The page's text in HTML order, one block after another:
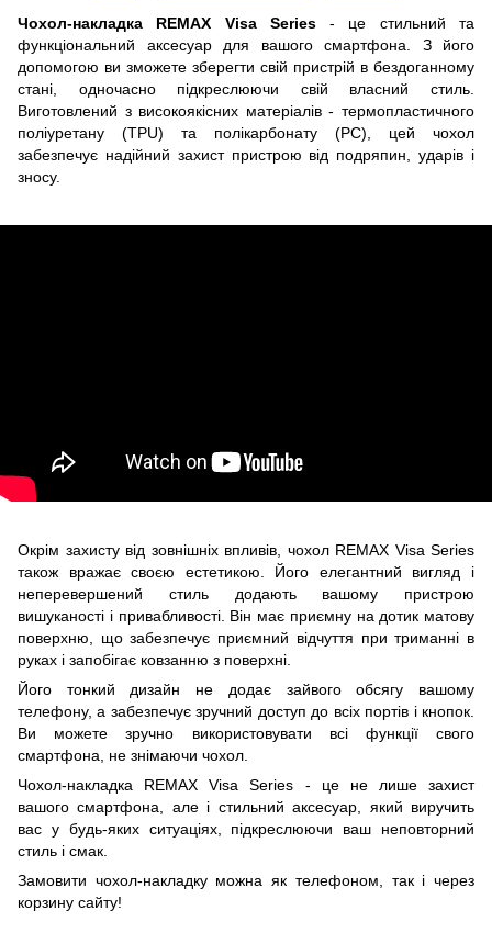
Чохол-накладка REMAX Visa Series- це стильний та
функціональний аксесуар для вашого смартфона. З його
допомогою ви зможете зберегти свій пристрій в бездоганному
стані, одночасно підкреслюючи свій власний стиль.
Виготовлений з високоякісних матеріалів - термопластичного
поліуретану (TPU) та полікарбонату (PC), цей чохол
забезпечує надійний захист пристрою від подряпин, ударів і
зносу.
Окрім захисту від зовнішніх впливів, чохол REMAX Visa Series
також вражає своєю естетикою. Його елегантний вигляд і
неперевершений стиль додають вашому пристрою
вишуканості і привабливості. Він має приємну на дотик матову
поверхню, що забезпечує приємний відчуття при триманні в
руках і запобігає ковзанню з поверхні.
Його тонкий дизайн не додає зайвого обсягу вашому
телефону, а забезпечує зручний доступ до всіх портів і кнопок.
Ви можете зручно використовувати всі функції свого
смартфона, не знімаючи чохол.
Чохол-накладка REMAX Visa Series - це не лише захист
вашого смартфона, але і стильний аксесуар, який виручить
вас у будь-яких ситуаціях, підкреслюючи ваш неповторний
стиль і смак.
Замовити чохол-накладку можна як телефоном, так і через
корзину сайту!